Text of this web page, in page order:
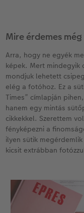
Mire érdemes
Arra, hogy ne egyék
képek. Mert
mondjuk lehetett
elég a fotóhoz. Ez a
Times” címlapján
hanem egy mintás
cikkekkel. Szerettem
fényképezni a
ilyen sütik
kicsit extrábban